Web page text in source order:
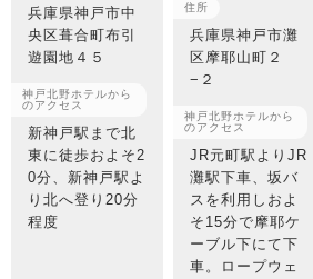
兵庫県神戸市中
央区葺合町布引
遊園地４５
神戸北野ホテルから
のアクセス
新神戸駅まで北
東に徒歩およそ2
0分、新神戸駅よ
り北へ登り20分
程度
住所
兵庫県神戸市灘
区摩耶山町２
−２
神戸北野ホテルから
のアクセス
JR元町駅よりJR
灘駅下車、坂バ
スを利用しおよ
そ15分で摩耶ケ
ーブル下にて下
車。ロープウェ